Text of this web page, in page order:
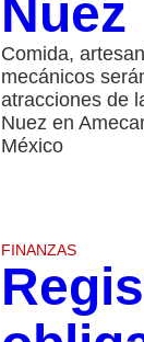
Nuez
Comida,
mecánicos
atracciones de
Nuez en
México
FINANZAS